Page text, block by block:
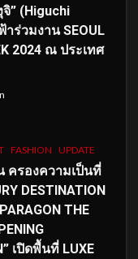
จิ” (Higuchi
ร่วมงาน SEOUL
2024 ณ ประเทศ
FASHION UPDATE
ครองความเป็นที่
DESTINATION
THE
เปิดพื้นที่ LUXE